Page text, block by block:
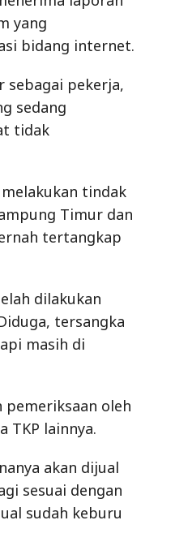
tindak
Timur dan
tertangkap
dilakukan
tersangka
masih di
oleh
lainnya.
akan dijual
sesuai dengan
sudah keburu
barang bukti
2 linggis
rompi proyek
nomor polisi BE
dan ketiga